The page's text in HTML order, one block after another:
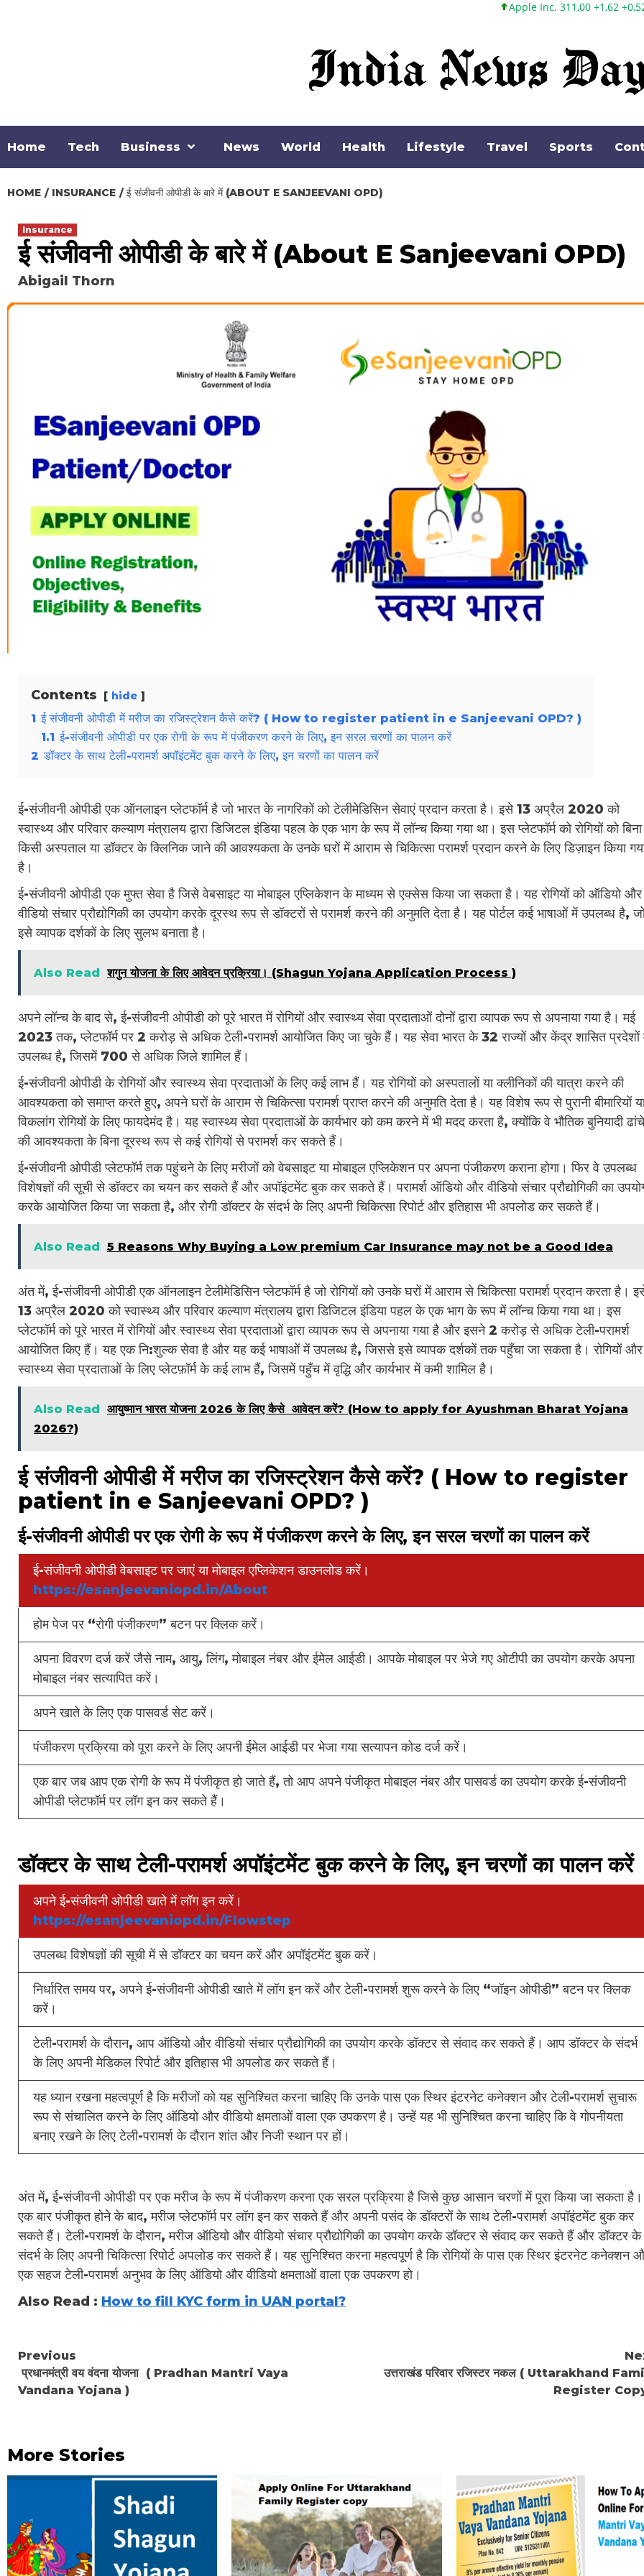
Apple Inc. 311,00 +1,62 +0,52% Microsoft
Home Tech Business News World Health Lifestyle Travel Sports
HOME INSURANCE ई संजीवनी ओपीडी के बारे में (ABOUT E SANJEEVANI OPD)
Insurance
ई संजीवनी ओपीडी के बारे में (About E Sanjeevani OPD)
Abigail Thorn
Contents hide
1 ई संजीवनी ओपीडी में मरीज का रजिस्ट्रेशन कैसे करें? ( How to register patient in e Sanjeevani OPD? )
1.1 ई-संजीवनी ओपीडी पर एक रोगी के रूप में पंजीकरण करने के लिए, इन सरल चरणों का पालन करें
2 डॉक्टर के साथ टेली-परामर्श अपॉइंटमेंट बुक करने के लिए, इन चरणों का पालन करें
ई-संजीवनी ओपीडी एक ऑनलाइन प्लेटफॉर्म है जो भारत के नागरिकों को टेलीमेडिसिन सेवाएं प्रदान करता है। इसे 13 अप्रैल 2020 को
स्वास्थ्य और परिवार कल्याण मंत्रालय द्वारा डिजिटल इंडिया पहल के एक भाग के रूप में लॉन्च किया गया था। इस प्लेटफॉर्म को रोगियों को बिना
किसी अस्पताल या डॉक्टर के क्लिनिक जाने की आवश्यकता के उनके घरों में आराम से चिकित्सा परामर्श प्रदान करने के लिए डिज़ाइन किया
है।
ई-संजीवनी ओपीडी एक मुफ्त सेवा है जिसे वेबसाइट या मोबाइल एप्लिकेशन के माध्यम से एक्सेस किया जा सकता है। यह रोगियों को ऑडियो और
वीडियो संचार प्रौद्योगिकी का उपयोग करके दूरस्थ रूप से डॉक्टरों से परामर्श करने की अनुमति देता है। यह पोर्टल कई भाषाओं में उपलब्ध है,
इसे व्यापक दर्शकों के लिए सुलभ बनाता है।
Also Read शगुन योजना के लिए आवेदन प्रक्रिया। (Shagun Yojana Application Process )
अपने लॉन्च के बाद से, ई-संजीवनी ओपीडी को पूरे भारत में रोगियों और स्वास्थ्य सेवा प्रदाताओं दोनों द्वारा व्यापक रूप से अपनाया गया है। मई
2023 तक, प्लेटफॉर्म पर 2 करोड़ से अधिक टेली-परामर्श आयोजित किए जा चुके हैं। यह सेवा भारत के 32 राज्यों और केंद्र शासित प्रदेशों
उपलब्ध है, जिसमें 700 से अधिक जिले शामिल हैं।
ई-संजीवनी ओपीडी के रोगियों और स्वास्थ्य सेवा प्रदाताओं के लिए कई लाभ हैं। यह रोगियों को अस्पतालों या क्लीनिकों की यात्रा करने की
आवश्यकता को समाप्त करते हुए, अपने घरों के आराम से चिकित्सा परामर्श प्राप्त करने की अनुमति देता है। यह विशेष रूप से पुरानी बीमारियों
विकलांग रोगियों के लिए फायदेमंद है। यह स्वास्थ्य सेवा प्रदाताओं के कार्यभार को कम करने में भी मदद करता है, क्योंकि वे भौतिक बुनियादी ढांचे
की आवश्यकता के बिना दूरस्थ रूप से कई रोगियों से परामर्श कर सकते हैं।
ई-संजीवनी ओपीडी प्लेटफॉर्म तक पहुंचने के लिए मरीजों को वेबसाइट या मोबाइल एप्लिकेशन पर अपना पंजीकरण कराना होगा। फिर वे उपलब्ध
विशेषज्ञों की सूची से डॉक्टर का चयन कर सकते हैं और अपॉइंटमेंट बुक कर सकते हैं। परामर्श ऑडियो और वीडियो संचार प्रौद्योगिकी का
करके आयोजित किया जा सकता है, और रोगी डॉक्टर के संदर्भ के लिए अपनी चिकित्सा रिपोर्ट और इतिहास भी अपलोड कर सकते हैं।
Also Read 5 Reasons Why Buying a Low premium Car Insurance may not be a Good Idea
अंत में, ई-संजीवनी ओपीडी एक ऑनलाइन टेलीमेडिसिन प्लेटफॉर्म है जो रोगियों को उनके घरों में आराम से चिकित्सा परामर्श प्रदान करता है।
13 अप्रैल 2020 को स्वास्थ्य और परिवार कल्याण मंत्रालय द्वारा डिजिटल इंडिया पहल के एक भाग के रूप में लॉन्च किया गया था। इस
प्लेटफॉर्म को पूरे भारत में रोगियों और स्वास्थ्य सेवा प्रदाताओं द्वारा व्यापक रूप से अपनाया गया है और इसने 2 करोड़ से अधिक टेली-परामर्श
आयोजित किए हैं। यह एक नि:शुल्क सेवा है और यह कई भाषाओं में उपलब्ध है, जिससे इसे व्यापक दर्शकों तक पहुँचा जा सकता है। रोगियों और
स्वास्थ्य सेवा प्रदाताओं के लिए प्लेटफ़ॉर्म के कई लाभ हैं, जिसमें पहुँच में वृद्धि और कार्यभार में कमी शामिल है।
Also Read आयुष्मान भारत योजना 2026 के लिए कैसे आवेदन करें? (How to apply for Ayushman Bharat Yojana
2026?)
ई संजीवनी ओपीडी में मरीज का रजिस्ट्रेशन कैसे करें? ( How to register
patient in e Sanjeevani OPD? )
ई-संजीवनी ओपीडी पर एक रोगी के रूप में पंजीकरण करने के लिए, इन सरल चरणों का पालन करें
ई-संजीवनी ओपीडी वेबसाइट पर जाएं या मोबाइल एप्लिकेशन डाउनलोड करें।
https://esanjeevaniopd.in/About
होम पेज पर “रोगी पंजीकरण” बटन पर क्लिक करें।
अपना विवरण दर्ज करें जैसे नाम, आयु, लिंग, मोबाइल नंबर और ईमेल आईडी। आपके मोबाइल पर भेजे गए ओटीपी का उपयोग करके अपना
मोबाइल नंबर सत्यापित करें।
अपने खाते के लिए एक पासवर्ड सेट करें।
पंजीकरण प्रक्रिया को पूरा करने के लिए अपनी ईमेल आईडी पर भेजा गया सत्यापन कोड दर्ज करें।
एक बार जब आप एक रोगी के रूप में पंजीकृत हो जाते हैं, तो आप अपने पंजीकृत मोबाइल नंबर और पासवर्ड का उपयोग करके ई-संजीवनी
ओपीडी प्लेटफॉर्म पर लॉग इन कर सकते हैं।
डॉक्टर के साथ टेली-परामर्श अपॉइंटमेंट बुक करने के लिए, इन चरणों का पालन करें
अपने ई-संजीवनी ओपीडी खाते में लॉग इन करें।
https://esanjeevaniopd.in/Flowstep
उपलब्ध विशेषज्ञों की सूची में से डॉक्टर का चयन करें और अपॉइंटमेंट बुक करें।
निर्धारित समय पर, अपने ई-संजीवनी ओपीडी खाते में लॉग इन करें और टेली-परामर्श शुरू करने के लिए “जॉइन ओपीडी” बटन पर क्लिक
करें।
टेली-परामर्श के दौरान, आप ऑडियो और वीडियो संचार प्रौद्योगिकी का उपयोग करके डॉक्टर से संवाद कर सकते हैं। आप डॉक्टर के संदर्भ
के लिए अपनी मेडिकल रिपोर्ट और इतिहास भी अपलोड कर सकते हैं।
यह ध्यान रखना महत्वपूर्ण है कि मरीजों को यह सुनिश्चित करना चाहिए कि उनके पास एक स्थिर इंटरनेट कनेक्शन और टेली-परामर्श सुचारू
रूप से संचालित करने के लिए ऑडियो और वीडियो क्षमताओं वाला एक उपकरण है। उन्हें यह भी सुनिश्चित करना चाहिए कि वे गोपनीयता
बनाए रखने के लिए टेली-परामर्श के दौरान शांत और निजी स्थान पर हों।
अंत में, ई-संजीवनी ओपीडी पर एक मरीज के रूप में पंजीकरण करना एक सरल प्रक्रिया है जिसे कुछ आसान चरणों में पूरा किया जा सकता है।
एक बार पंजीकृत होने के बाद, मरीज प्लेटफॉर्म पर लॉग इन कर सकते हैं और अपनी पसंद के डॉक्टरों के साथ टेली-परामर्श अपॉइंटमेंट बुक कर
सकते हैं। टेली-परामर्श के दौरान, मरीज ऑडियो और वीडियो संचार प्रौद्योगिकी का उपयोग करके डॉक्टर से संवाद कर सकते हैं और डॉक्टर के
संदर्भ के लिए अपनी चिकित्सा रिपोर्ट अपलोड कर सकते हैं। यह सुनिश्चित करना महत्वपूर्ण है कि रोगियों के पास एक स्थिर इंटरनेट कनेक्शन
एक सहज टेली-परामर्श अनुभव के लिए ऑडियो और वीडियो क्षमताओं वाला एक उपकरण हो।
Also Read : How to fill KYC form in UAN portal?
Continue
Reading
Previous
प्रधानमंत्री वय वंदना योजना ( Pradhan Mantri Vaya
Vandana Yojana )
उत्तराखंड परिवार रजिस्टर नकल ( Uttarakhand
Register
More Stories